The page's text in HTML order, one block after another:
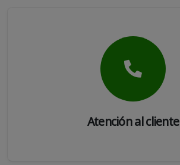
Atención al cliente